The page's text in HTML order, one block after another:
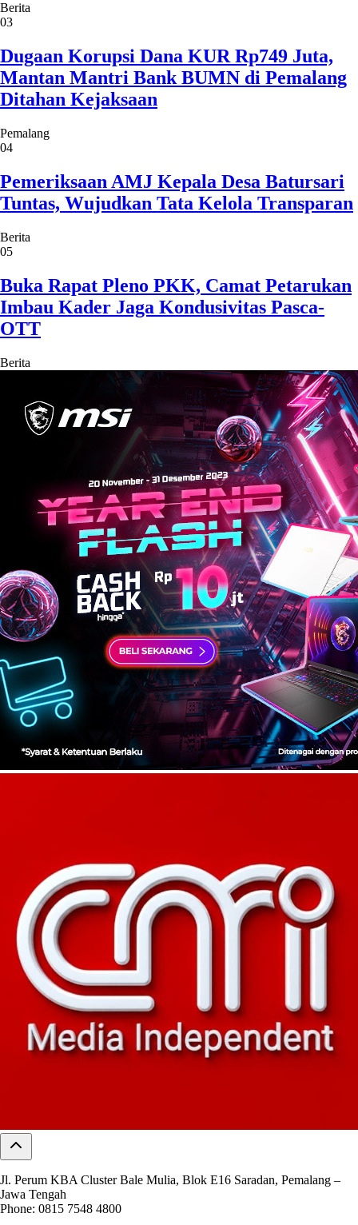
Berita
03
Dugaan Korupsi Dana KUR Rp749 Juta,
Mantan Mantri Bank BUMN di Pemalang
Ditahan Kejaksaan
Pemalang
04
Pemeriksaan AMJ Kepala Desa Batursari
Tuntas, Wujudkan Tata Kelola Transparan
Berita
05
Buka Rapat Pleno PKK, Camat Petarukan
Imbau Kader Jaga Kondusivitas Pasca-
OTT
Berita
Jl. Perum KBA Cluster Bale Mulia, Blok E16 Saradan, Pemalang –
Jawa Tengah
Phone: 0815 7548 4800